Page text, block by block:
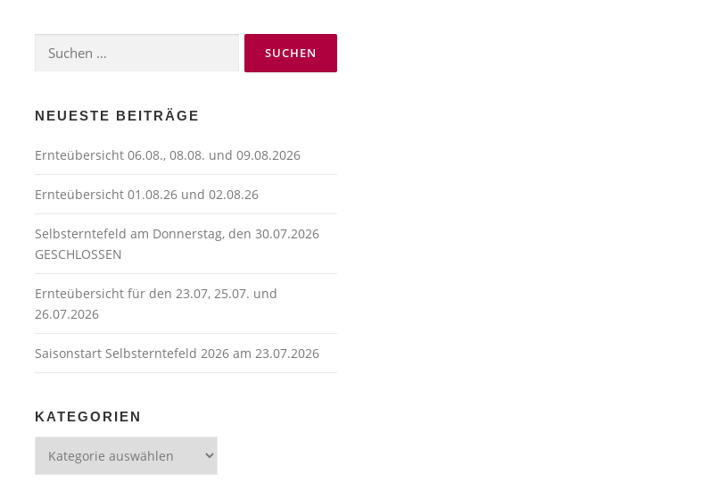
nach:
NEUESTE BEITRÄGE
Ernteübersicht 06.08., 08.08. und 09.08.2026
Ernteübersicht 01.08.26 und 02.08.26
Selbsterntefeld am Donnerstag, den 30.07.2026
GESCHLOSSEN
Ernteübersicht für den 23.07, 25.07. und
26.07.2026
Saisonstart Selbsterntefeld 2026 am 23.07.2026
KATEGORIEN